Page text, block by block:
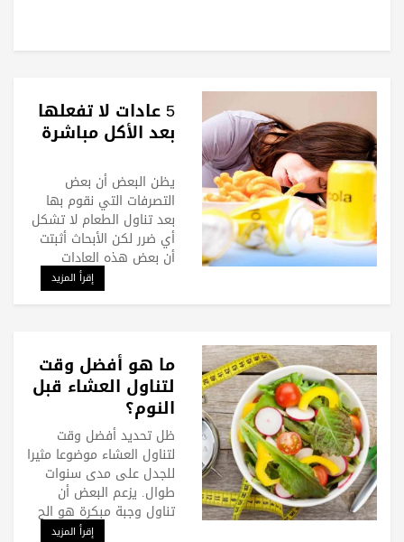
5 عادات لا تفعلها
بعد الأكل مباشرة
يظن البعض أن بعض
التصرفات التي نقوم بها
بعد تناول الطعام لا تشكل
أي ضرر لكن الأبحاث أثبتت
أن بعض هذه العادات
إقرأ المزيد
ما هو أفضل وقت
لتناول العشاء قبل
النوم؟
ظل تحديد أفضل وقت
لتناول العشاء موضوعا مثيرا
للجدل على مدى سنوات
طوال. يزعم البعض أن
تناول وجبة مبكرة هو الح
إقرأ المزيد